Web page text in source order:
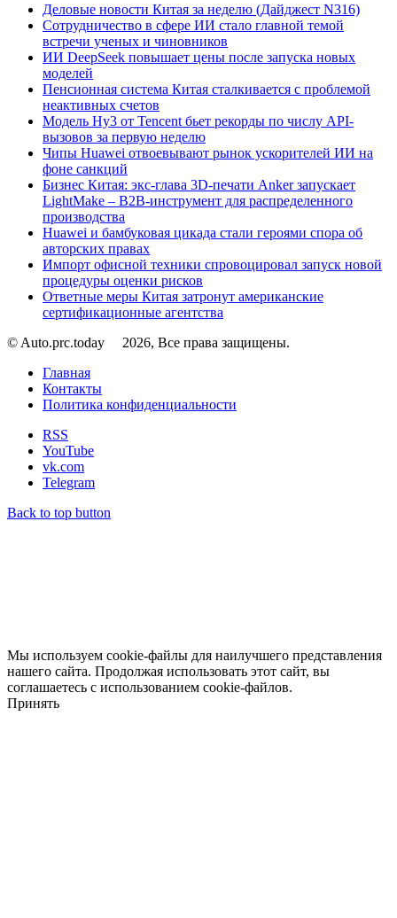
Деловые новости Китая за неделю (Дайджест N316)
Сотрудничество в сфере ИИ стало главной темой
встречи ученых и чиновников
ИИ DeepSeek повышает цены после запуска новых
моделей
Пенсионная система Китая сталкивается с проблемой
неактивных счетов
Модель Hy3 от Tencent бьет рекорды по числу API-
вызовов за первую неделю
Чипы Huawei отвоевывают рынок ускорителей ИИ на
фоне санкций
Бизнес Китая: экс-глава 3D-печати Anker запускает
LightMake – B2B-инструмент для распределенного
производства
Huawei и бамбуковая цикада стали героями спора об
авторских правах
Импорт офисной техники спровоцировал запуск новой
процедуры оценки рисков
Ответные меры Китая затронут американские
сертификационные агентства
© Auto.prc.today
2026, Все права защищены.
Главная
Контакты
Политика конфиденциальности
RSS
YouTube
vk.com
Telegram
Back to top button
Мы используем cookie-файлы для наилучшего представления
нашего сайта. Продолжая использовать этот сайт, вы
соглашаетесь с использованием cookie-файлов.
Принять